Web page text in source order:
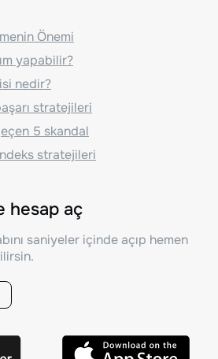
Önemi
yapabilir?
nedir?
stratejileri
5 skandal
stratejileri
hesap aç
saniyeler içinde açıp hemen